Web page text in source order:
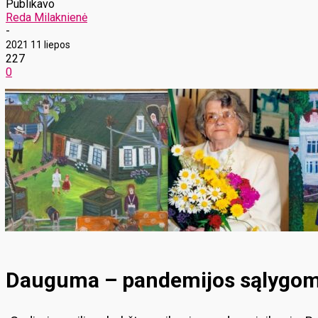
Publikavo
Reda Milaknienė
-
2021 11 liepos
227
0
Dauguma – pandemijos